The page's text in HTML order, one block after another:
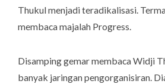
Thukul menjadi teradikalisasi.
membaca majalah Progress.
Disamping gemar membaca Widji
banyak jaringan pengorganisiran.